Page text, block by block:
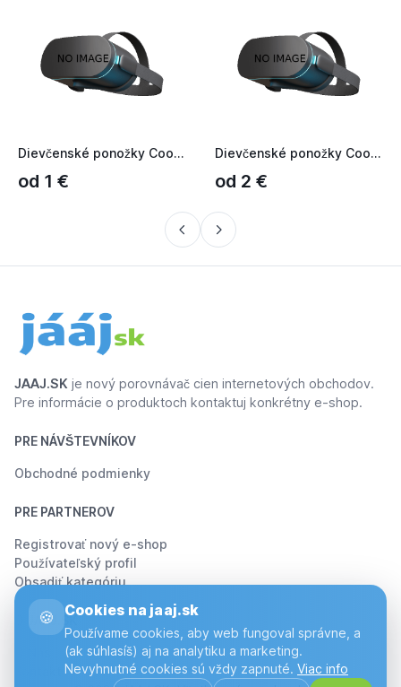
Dievčenské ponožky Cookies biela
od 1 €
Dievčenské ponožky Cookies S ružová púdrová
od 2 €
JAAJ.SK je nový porovnávač cien internetových obchodov.
Pre informácie o produktoch kontaktuj konkrétny e-shop.
PRE NÁVŠTEVNÍKOV
Obchodné podmienky
PRE PARTNEROV
Registrovať nový e-shop
Používateľský profil
Obsadiť kategóriu
O JÁÁJ.SK
🍪 Cookies na jaaj.sk
Používame cookies, aby web fungoval správne, a
(ak súhlasíš) aj na analytiku a marketing.
Nevyhnutné cookies sú vždy zapnuté. Viac info